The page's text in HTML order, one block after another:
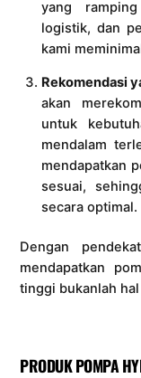
yang
logistik, dan
kami
Rekomendasi
akan
untuk
mendalam
mendapatkan
sesuai,
secara optimal.
Dengan
mendapatkan
tinggi bukanlah
PRODUK POMPA